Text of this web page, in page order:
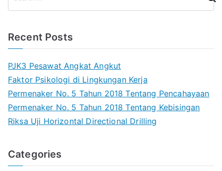
c
Recent Posts
PJK3 Pesawat Angkat Angkut
Faktor Psikologi di Lingkungan Kerja
Permenaker No. 5 Tahun 2018 Tentang Pencahayaan
Permenaker No. 5 Tahun 2018 Tentang Kebisingan
Riksa Uji Horizontal Directional Drilling
Categories